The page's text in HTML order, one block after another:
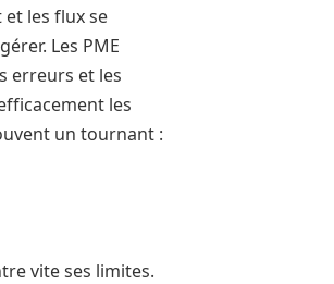
les flux se
Les PME
erreurs et les
les
un tournant :
vite ses limites.